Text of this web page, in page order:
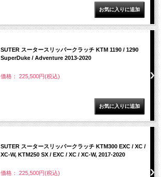
SUTER スータースリッパークラッチ KTM 1190 / 1290
SuperDuke / Adventure 2013-2020
価格： 225,500円(税込)
SUTER スータースリッパークラッチ KTM300 EXC / XC /
XC-W, KTM250 SX / EXC / XC / XC-W, 2017-2020
価格： 225,500円(税込)